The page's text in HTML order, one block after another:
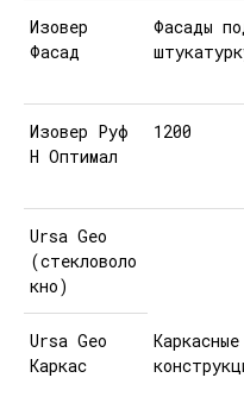
Изовер
Фасад
Фасады
Изовер Руф
Н Оптимал
1200
Ursa Geo
(стекловоло
кно)
Ursa Geo
Каркас
Каркасные